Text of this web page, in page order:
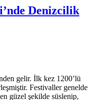
Denizcilik
gelir. İlk kez 1200’lü
Festivaller genelde
güzel şekilde süslenip,